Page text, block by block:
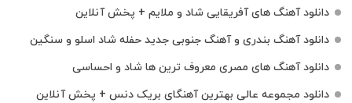
دانلود آهنگ های آفریقایی شاد و ملایم + پخش آنلاین
دانلود آهنگ بندری و آهنگ جنوبی جدید حفله شاد اسلو و سنگین
دانلود آهنگ های مصری معروف ترین ها شاد و احساسی
دانلود مجموعه عالی بهترین آهنگای بریک دنس + پخش آنلاین